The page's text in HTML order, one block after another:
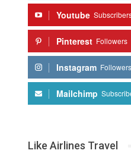
Youtube
Pinterest Followers
Instagram Followers
Mailchimp
Like Airlines Travel